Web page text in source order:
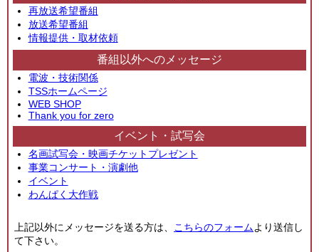
再放送希望番組
放送希望番組
情報提供・取材依頼
番組以外へのメッセージ
電波・技術関係
TSSホームページ
WEB SHOP
Thank you for zero
イベント・試写会
名画試写会・映画チケットプレゼント
事業コンサート・演劇他
イベント
わんぱく大作戦
上記以外にメッセージを送る方は、 こちらのフォームより送信し
て下さい。